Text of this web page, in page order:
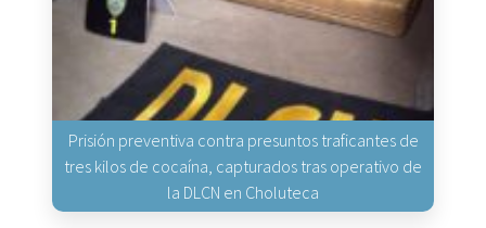
Prisión preventiva contra presuntos traficantes de
tres kilos de cocaína, capturados tras operativo de
la DLCN en Choluteca